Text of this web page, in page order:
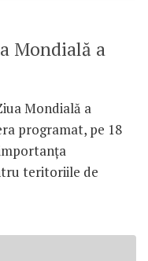
Mondială a
Mondială a
programat, pe 18
teritoriile de